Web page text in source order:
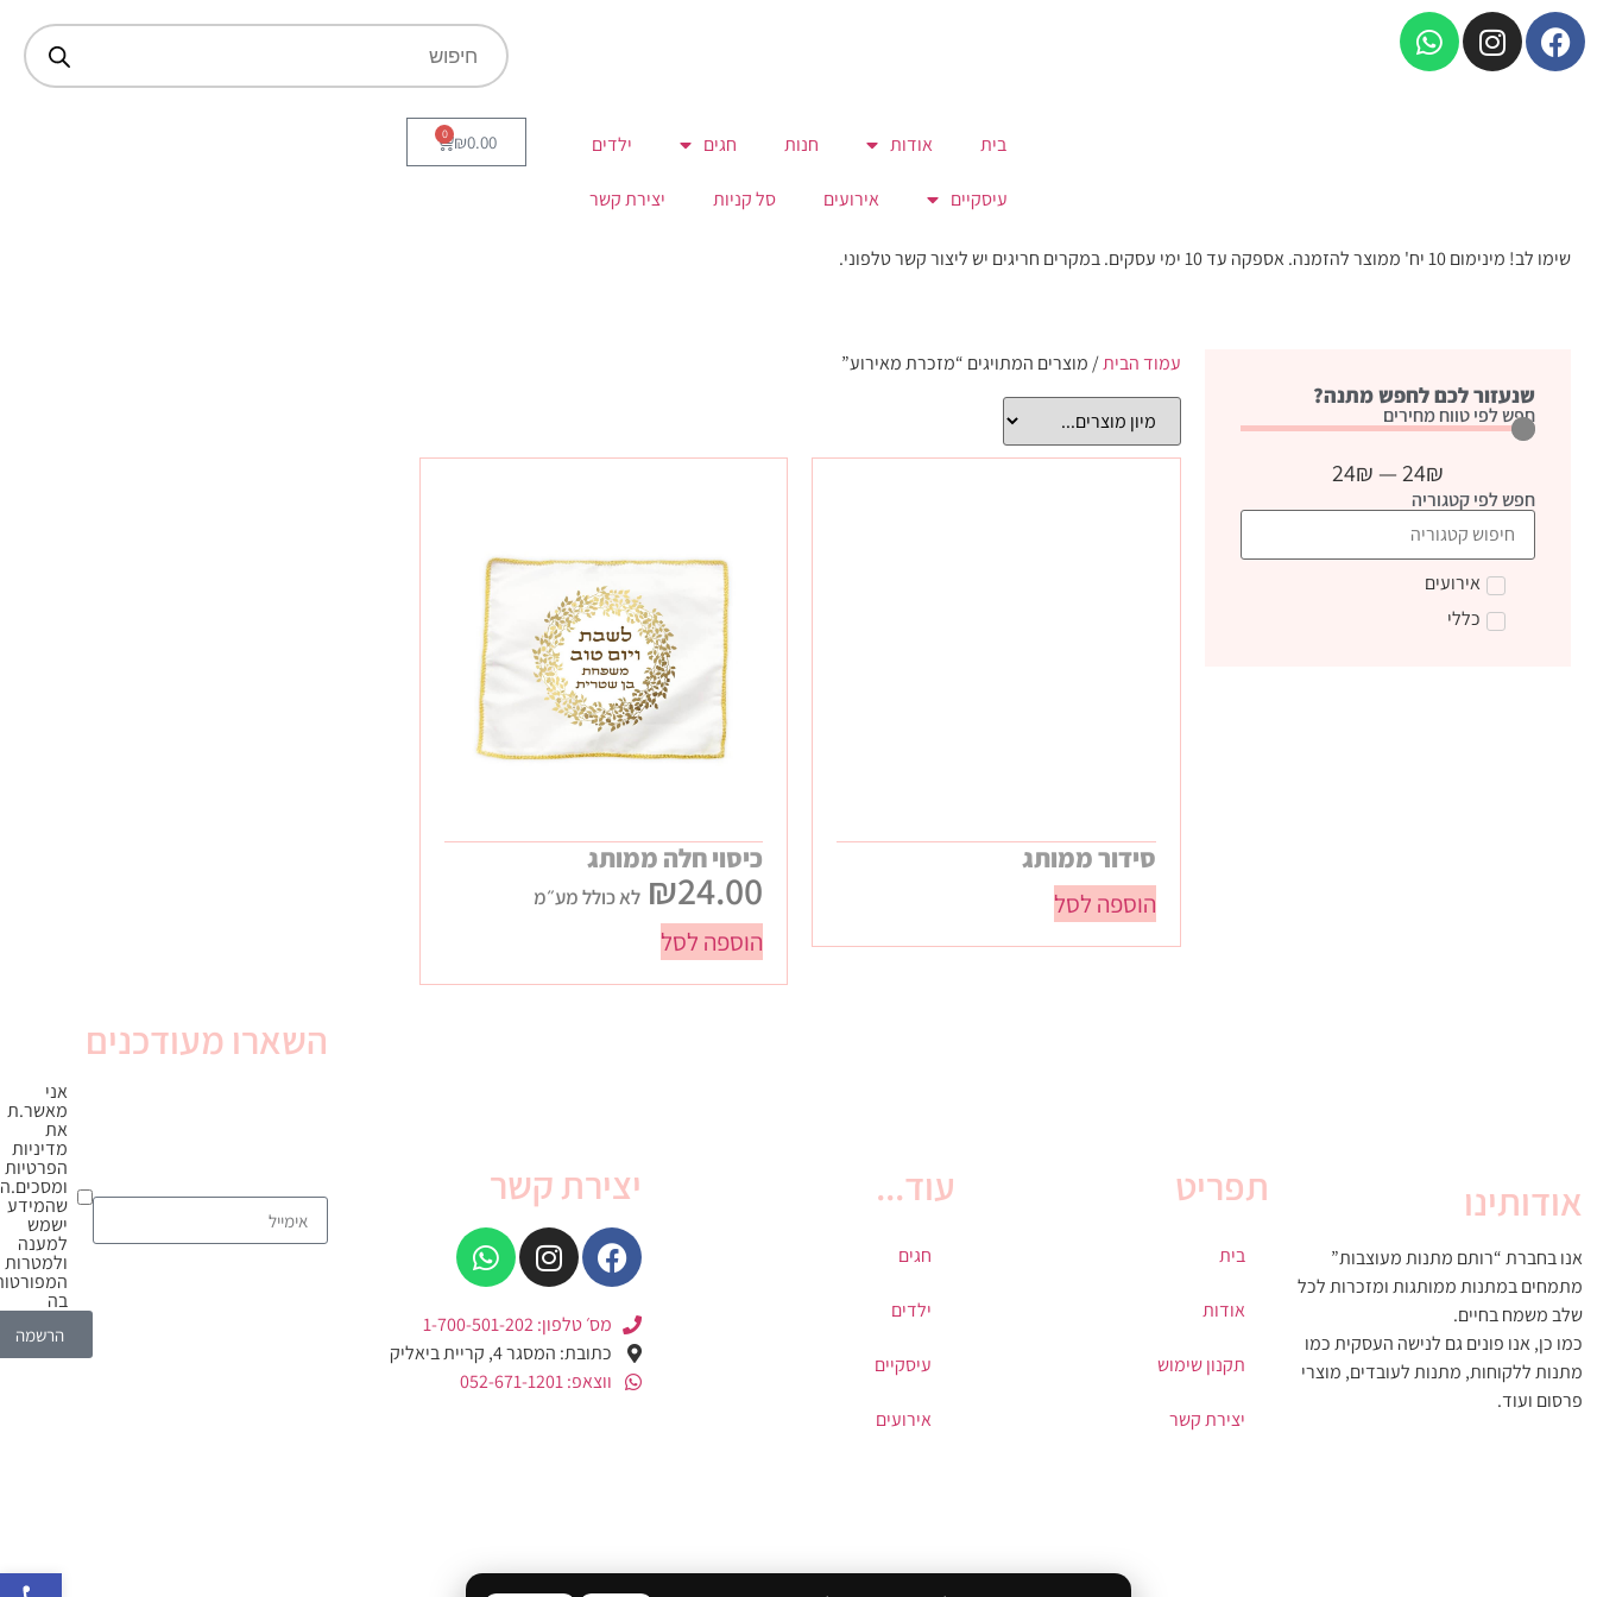
פתח
בית אודות חנות חגים ילדים
עיסקיים אירועים סל קניות יצירת קשר
₪0.00
0
שימו לב! מינימום 10 יח' ממוצר להזמנה. אספקה עד 10 ימי עסקים. במקרים חריגים יש ליצור קשר טלפוני.
שנעזור לכם לחפש מתנה?
חפש לפי טווח מחירים
24₪
—
24₪
חפש לפי קטגוריה
אירועים
כללי
עמוד הבית/ מוצרים המתויגים “מזכרת מאירוע”
סידור ממותג
הוספה לסל
כיסוי חלה ממותג
₪24.00 לא כולל מע״מ
הוספה לסל
אודותינו
אנו בחברת “רותם מתנות מעוצבות”
מתמחים במתנות ממותגות ומזכרות לכל
שלב משמח בחיים.
כמו כן, אנו פונים גם לנישה העסקית כמו
מתנות ללקוחות, מתנות לעובדים, מוצרי
פרסום ועוד.
תפריט
בית
אודות
תקנון שימוש
יצירת קשר
עוד...
חגים
ילדים
עיסקיים
אירועים
יצירת קשר
מס׳ טלפון: 1-700-501-202
כתובת: המסגר 4, קריית ביאליק
ווצאפ: 052-671-1201
השארו מעודכנים
אני
מאשר.ת
את
מדיניות
הפרטיות
ומסכים.ה
שהמידע
ישמש
למענה
ולמטרות
בה
הרשמה